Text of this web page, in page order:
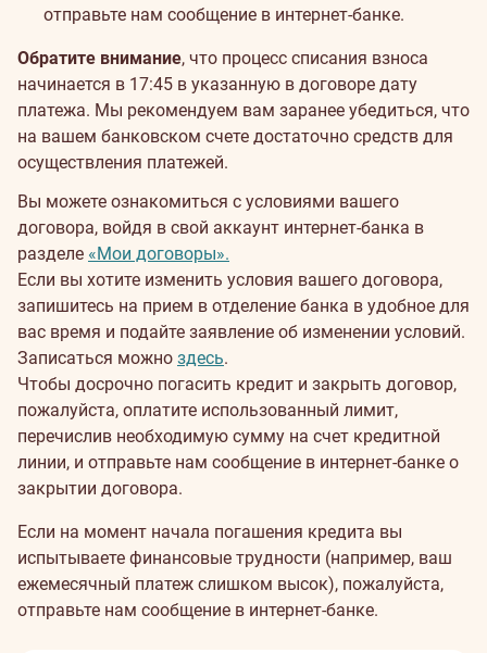
отправьте нам сообщение в интернет-банке.
Обратите внимание, что процесс списания взноса
начинается в 17:45 в указанную в договоре дату
платежа. Мы рекомендуем вам заранее убедиться, что
на вашем банковском счете достаточно средств для
осуществления платежей.
Вы можете ознакомиться с условиями вашего
договора, войдя в свой аккаунт интернет-банка в
разделе «Мои договоры».
Если вы хотите изменить условия вашего договора,
запишитесь на прием в отделение банка в удобное для
вас время и подайте заявление об изменении условий.
Записаться можно здесь.
Чтобы досрочно погасить кредит и закрыть договор,
пожалуйста, оплатите использованный лимит,
перечислив необходимую сумму на счет кредитной
линии, и отправьте нам сообщение в интернет-банке о
закрытии договора.
Если на момент начала погашения кредита вы
испытываете финансовые трудности (например, ваш
ежемесячный платеж слишком высок), пожалуйста,
отправьте нам сообщение в интернет-банке.